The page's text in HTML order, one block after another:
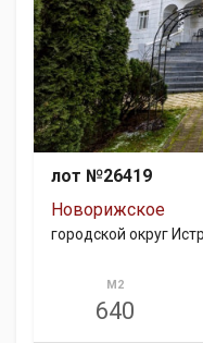
лот №26419
Новорижское
городской округ
М2
640